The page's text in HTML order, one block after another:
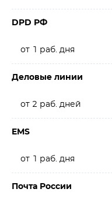
DPD РФ
от 1 раб. дня
Деловые линии
от 2 раб. дней
EMS
от 1 раб. дня
Почта России